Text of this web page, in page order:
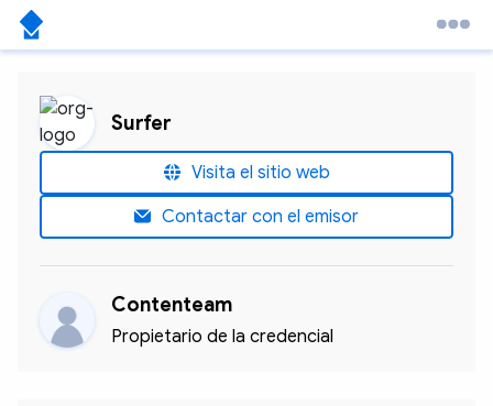
Surfer
Visita el sitio web
Contactar con el emisor
Contenteam
Propietario de la credencial